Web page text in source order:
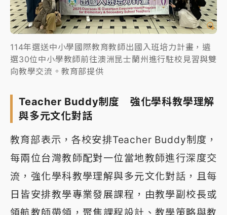
114年選送中小學國際教育教師出國入班培力計畫，遴
選30位中小學教師前往澳洲昆士蘭州進行駐校見習與雙
向教學交流。教育部提供
Teacher Buddy制度 強化學科教學理解
與多元文化對話
教育部表示，各校安排Teacher Buddy制度，
每兩位台灣教師配對一位當地教師進行深度交
流，強化學科教學理解與多元文化對話，且每
日皆安排教學專業發展課程，由教學副校長或
領航教師帶領，聚焦課程設計、教學策略與教